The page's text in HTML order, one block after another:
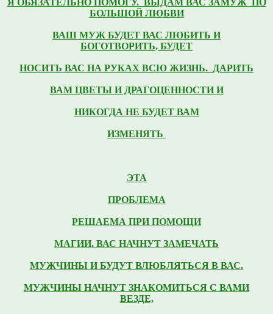
БОЛЬШОЙ ЛЮБВИ
ВАШ МУЖ БУДЕТ ВАС ЛЮБИТЬ И
БОГОТВОРИТЬ, БУДЕТ
НОСИТЬ ВАС НА РУКАХ ВСЮ ЖИЗНЬ. ДАРИТЬ
ВАМ ЦВЕТЫ И ДРАГОЦЕННОСТИ И
НИКОГДА НЕ БУДЕТ ВАМ
ИЗМЕНЯТЬ
ЭТА
ПРОБЛЕМА
РЕШАЕМА ПРИ ПОМОЩИ
МАГИИ. ВАС НАЧНУТ ЗАМЕЧАТЬ
МУЖЧИНЫ И БУДУТ ВЛЮБЛЯТЬСЯ В ВАС.
МУЖЧИНЫ НАЧНУТ ЗНАКОМИТЬСЯ С ВАМИ
ВЕЗДЕ,